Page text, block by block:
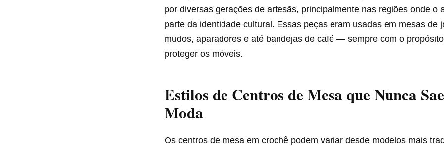
por diversas gerações de artesãs, principalmente nas regiões onde o
parte da identidade cultural. Essas peças eram usadas em mesas de
mudos, aparadores e até bandejas de café — sempre com o
proteger os móveis.
Estilos de Centros de Mesa que Nunca
Moda
Os centros de mesa em crochê podem variar desde modelos mais